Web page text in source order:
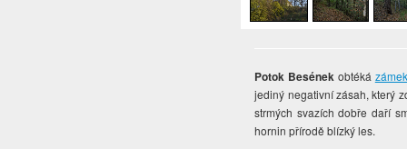
Potok Besének obtéká
jediný negativní zásah, který
strmých svazích dobře daří
hornin přírodě blízký les.